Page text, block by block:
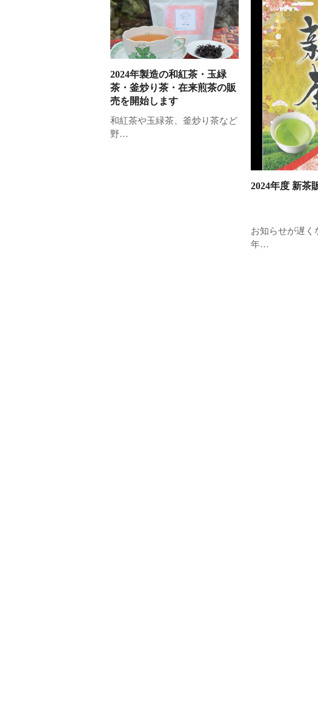
2024年製造の和紅茶・玉緑
茶・釜炒り茶・在来煎茶の販
売を開始します
和紅茶や玉緑茶、釜炒り茶など
野…
2024年度 新茶
お知らせが遅く
年…